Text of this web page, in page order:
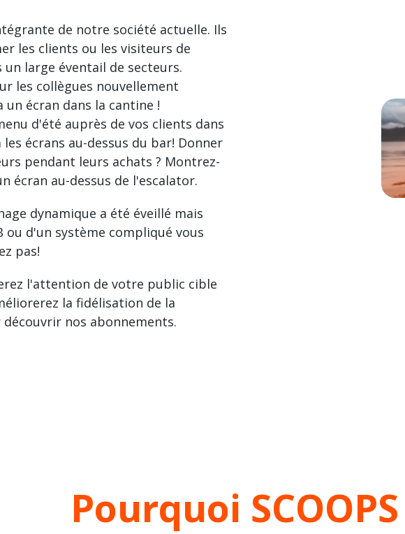
de notre société actuelle. Ils
les clients ou les visiteurs de
large éventail de secteurs.
les collègues nouvellement
un écran dans la cantine !
d'été auprès de vos clients dans
écrans au-dessus du bar! Donner
pendant leurs achats ? Montrez-
écran au-dessus de l'escalator.
dynamique a été éveillé mais
ou d'un système compliqué vous
pas!
l'attention de votre public cible
la fidélisation de la
découvrir nos abonnements.
Pourquoi